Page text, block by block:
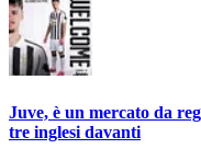
Juve, è un mercato da
tre inglesi davanti